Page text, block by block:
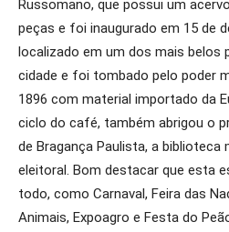
Russomano, que possui um
peças e foi inaugurado em 15 de
localizado em um dos mais belos
cidade e foi tombado pelo poder
1896 com material importado da
ciclo do café, também abrigou o
de Bragança Paulista, a biblioteca
eleitoral. Bom destacar que esta
todo, como Carnaval, Feira das
Animais, Expoagro e Festa do